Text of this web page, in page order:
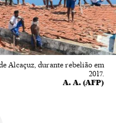
Alcaçuz, durante rebelião em
2017.
A. A. (AFP)